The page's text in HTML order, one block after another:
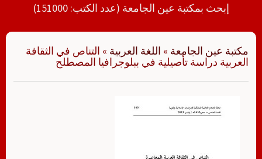
إبحث بمكتبة عين الجامعة (عدد الكتب: 151000)
مكتبة عين الجامعة » اللغة العربية » التناص في الثقافة
العربية دراسة تأصيلية في ببلوجرافيا المصطلح